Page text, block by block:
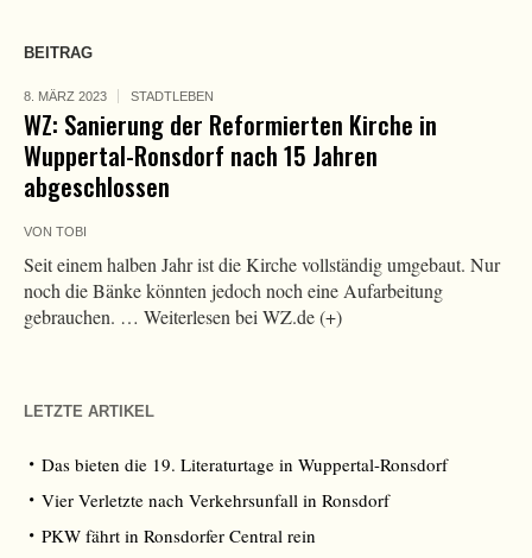
BEITRAG
8. MÄRZ 2023 STADTLEBEN
WZ: Sanierung der Reformierten Kirche in
Wuppertal-Ronsdorf nach 15 Jahren
abgeschlossen
VON TOBI
Seit einem halben Jahr ist die Kirche vollständig umgebaut. Nur
noch die Bänke könnten jedoch noch eine Aufarbeitung
gebrauchen. … Weiterlesen bei WZ.de (+)
LETZTE ARTIKEL
Das bieten die 19. Literaturtage in Wuppertal-Ronsdorf
Vier Verletzte nach Verkehrsunfall in Ronsdorf
PKW fährt in Ronsdorfer Central rein